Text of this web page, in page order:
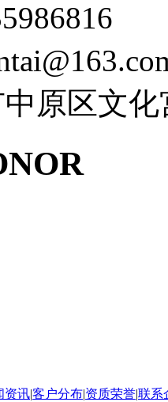
原区文化
资讯|客户分布|资质荣誉|联系